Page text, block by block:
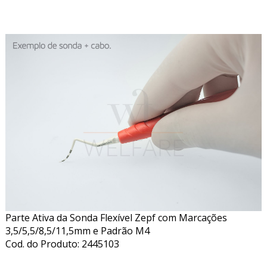
Parte Ativa da Sonda Flexível Zepf com Marcações
3,5/5,5/8,5/11,5mm e Padrão M4
Cod. do Produto: 2445103